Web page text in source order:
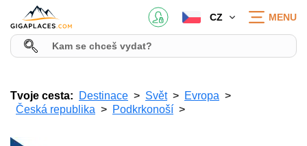
CZ MENU
Tvoje cesta: Destinace Svět
Evropa
Česká republika
Podkrkonoší